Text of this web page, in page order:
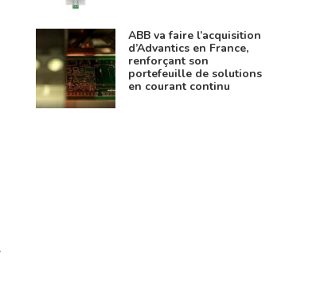
ABB va faire l’acquisition
d’Advantics en France,
renforçant son
portefeuille de solutions
en courant continu